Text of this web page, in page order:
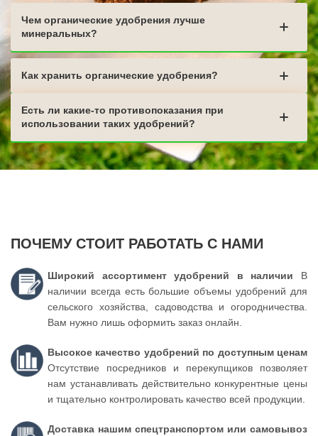
Чем органические удобрения лучше
минеральных?
Как хранить органические удобрения?
Есть ли какие-то противопоказания при
использовании таких удобрений?
ПОЧЕМУ СТОИТ РАБОТАТЬ С НАМИ
Широкий ассортимент удобрений в наличии В
наличии всегда есть большие объемы удобрений для
сельского хозяйства, садоводства и огородничества.
Вам нужно лишь оформить заказ онлайн.
Высокое качество удобрений по доступным ценам
Отсутствие посредников и перекупщиков позволяет
нам устанавливать действительно конкурентные цены
и тщательно контролировать качество всей продукции.
Доставка нашим спецтранспортом или самовывоз